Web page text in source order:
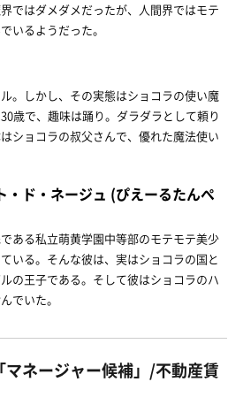
ではダメダメだったが、人間界ではモテ
いるようだった。
。しかし、その実態はショコラの使い魔
歳で、趣味は踊り。ダラダラとして頼り
ショコラの叔父さんで、優れた魔法使い
・ド・ネージュ (ぴえーるたんぺ
ある私立萌黄学園中等部のモテモテ美少
いる。そんな彼は、実はショコラの国と
の王子である。そして彼はショコラのハ
でいた。
ネージャー候補」/不動産賃